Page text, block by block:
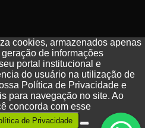
cookies, armazenados apenas
de informações
portal institucional e
do usuário na utilização de
Política de Privacidade e
para navegação no site. Ao
concorda com esse
de Privacidade